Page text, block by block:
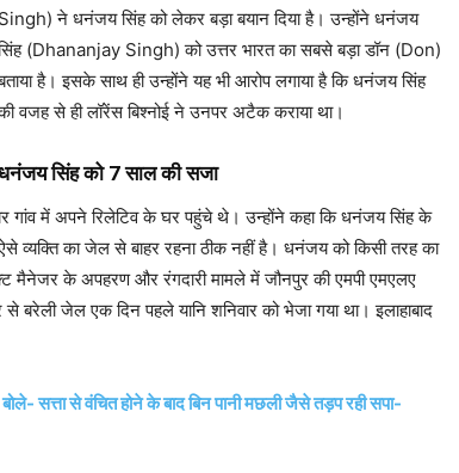
Singh) ने धनंजय सिंह को लेकर बड़ा बयान दिया है। उन्होंने धनंजय
(Dhananjay Singh) को उत्तर भारत का सबसे बड़ा डॉन (Don)
है। इसके साथ ही उन्होंने यह भी आरोप लगाया है कि धनंजय सिंह
वजह से ही लॉरेंस बिश्नोई ने उनपर अटैक कराया था।
सिंह को 7 साल की सजा
गांव में अपने रिलेटिव के घर पहुंचे थे। उन्होंने कहा कि धनंजय सिंह के
व्यक्ति का जेल से बाहर रहना ठीक नहीं है। धनंजय को किसी तरह का
मैनेजर के अपहरण और रंगदारी मामले में जौनपुर की एमपी एमएलए
जेल एक दिन पहले यानि शनिवार को भेजा गया था। इलाहाबाद
सत्ता से वंचित होने के बाद बिन पानी मछली जैसे तड़प रही सपा-